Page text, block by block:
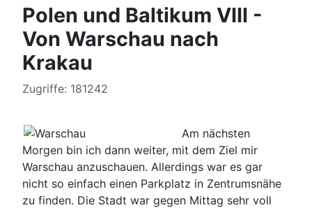
Polen und Baltikum VIII -
Von Warschau nach
Krakau
Details
Zugriffe: 181242
Am nächsten
Morgen bin ich dann weiter, mit dem Ziel mir
Warschau anzuschauen. Allerdings war es gar
nicht so einfach einen Parkplatz in Zentrumsnähe
zu finden. Die Stadt war gegen Mittag sehr voll